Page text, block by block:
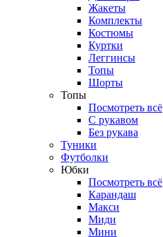
Жакеты
Комплекты
Костюмы
Куртки
Леггинсы
Топы
Шорты
Топы
Посмотреть всё
C рукавом
Без рукава
Туники
Футболки
Юбки
Посмотреть всё
Карандаш
Макси
Миди
Мини